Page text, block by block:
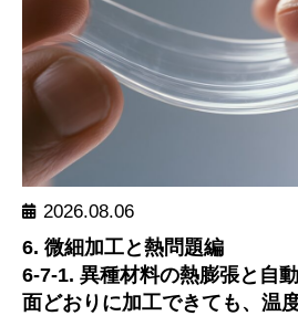
2026.08.06
6. 微細加工と熱問題編
6-7-1. 異種材料の熱膨張と自
面どおりに加工できても、温